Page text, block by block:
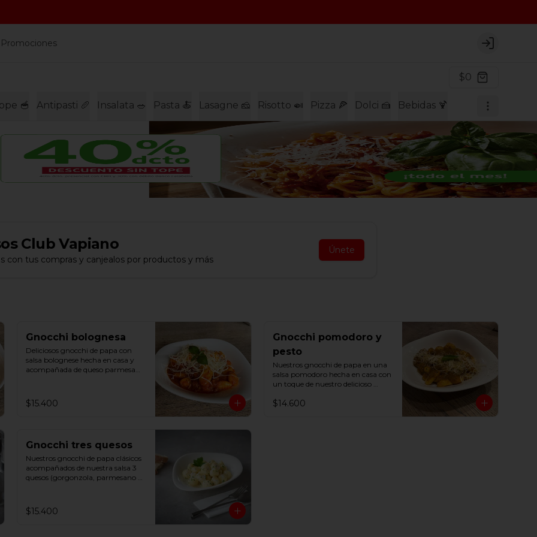
Promociones Login
$0
🥣 Antipasti 🥖 Insalata 🥗 Pasta 🍝 Lasagne 🧀 Risotto 🍛 Pizza 🍕 Dolci 🍰 Bebidas 🍹
Club Vapiano
con tus compras y canjealos por productos y más
Únete
Gnocchi bolognesa
Deliciosos gnocchi de papa con
salsa bolognese hecha en casa y
acompañada de queso parmesano
$15.400
Gnocchi pomodoro y
pesto
Nuestros gnocchi de papa en una
salsa pomodoro hecha en casa con
un toque de nuestro delicioso
$14.600
Gnocchi tres quesos
Nuestros gnocchi de papa clásicos
acompañados de nuestra salsa 3
quesos (gorgonzola, parmesano y
$15.400